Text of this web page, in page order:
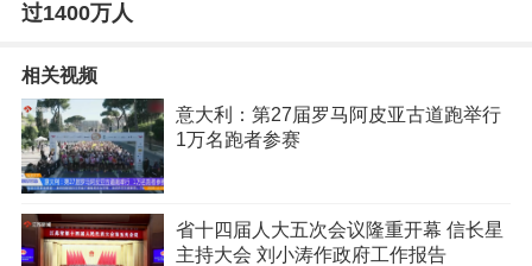
过1400万人
相关视频
意大利：第27届罗马阿皮亚古道跑举行
1万名跑者参赛
省十四届人大五次会议隆重开幕 信长星
主持大会 刘小涛作政府工作报告